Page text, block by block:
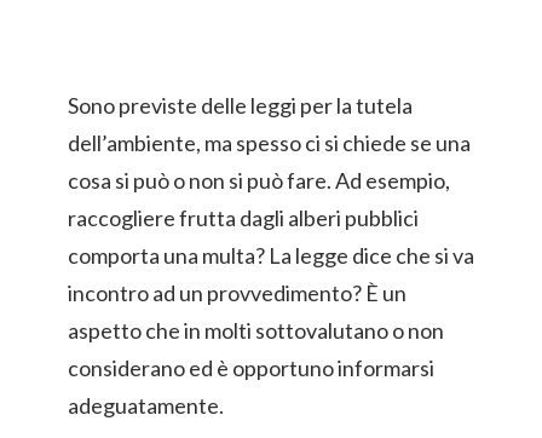
Sono previste delle leggi per la tutela
dell’ambiente, ma spesso ci si chiede se una
cosa si può o non si può fare. Ad esempio,
raccogliere frutta dagli alberi pubblici
comporta una multa? La legge dice che si va
incontro ad un provvedimento? È un
aspetto che in molti sottovalutano o non
considerano ed è opportuno informarsi
adeguatamente.